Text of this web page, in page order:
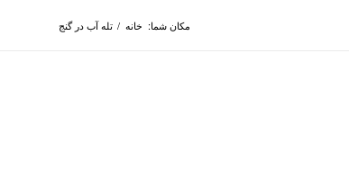
مکان شما: خانه / تله آب در گنج